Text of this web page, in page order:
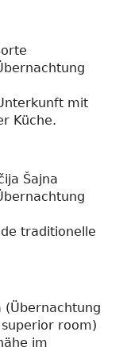
mit
Küche.
Šajna
traditionelle
(Übernachtung
room)
im